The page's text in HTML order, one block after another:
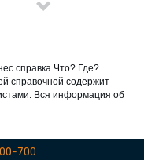
справка Что? Где?
справочной содержит
Вся информация об
700